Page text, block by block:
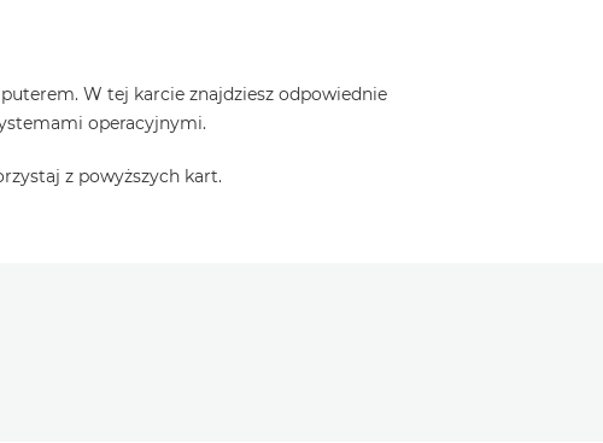
W tej karcie znajdziesz odpowiednie
operacyjnymi.
z powyższych kart.